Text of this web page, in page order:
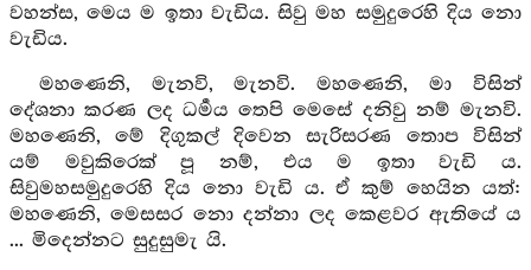
වහන්ස, මෙය ම ඉතා වැඩිය. සිවු මහ සමුදුරෙහි දිය නො
වැඩිය.
මහණෙනි, මැනවි, මැනවි. මහණෙනි, මා විසින්
දේශනා කරණ ලද ධර්‍මය තෙපි මෙසේ දනිවු නම් මැනවි.
මහණෙනි, මේ දිගුකල් දිවෙන සැරිසරණ තොප විසින්
යම් මවුකිරෙක් පූ නම්, එය ම ඉතා වැඩි ය.
සිවුමහසමුදුරෙහි දිය නො වැඩි ය. ඒ කුම් හෙයින යත්:
මහණෙනි, මෙසසර නො දන්නා ලද කෙළවර ඇතියේ ය
... මිදෙන්නට සුදුසුමැ යි.